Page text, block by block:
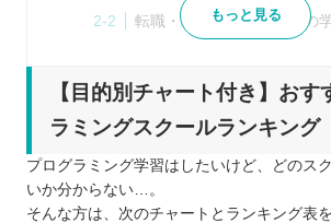
転職・就職・副業あなたの
を見極めよう
最新版｜プログラミングスクールお
的別に紹介！
もっと見る
【目的別チャート付き】おす
ラミングスクールランキング
プログラミング学習はしたいけど、どのス
いか分からない…。
そんな方は、次のチャートとランキング表